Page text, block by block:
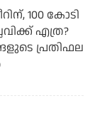
100 കോടി
എത്ര?
പ്രതിഫല